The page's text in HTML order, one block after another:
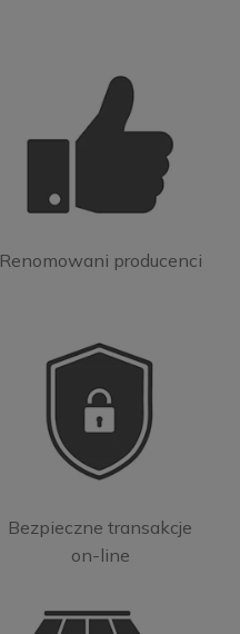
Renomowani producenci
Bezpieczne transakcje
on-line